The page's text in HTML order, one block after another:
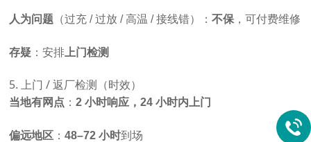
人为问题 （过充 / 过放 / 高温 / 接线错）：不保 ，可付费维修
存疑 ：安排 上门检测
5. 上门 / 返厂检测（时效）
当地有网点 ：2 小时响应，24 小时内上门
偏远地区 ：48–72 小时到场